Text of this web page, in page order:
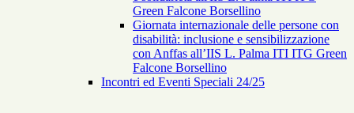
Green Falcone Borsellino
Giornata internazionale delle persone con
disabilità: inclusione e sensibilizzazione
con Anffas all’IIS L. Palma ITI ITG Green
Falcone Borsellino
Incontri ed Eventi Speciali 24/25